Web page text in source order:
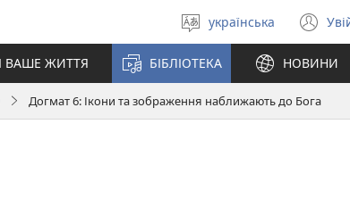
Вибрати
мову
українська
у
І ВАШЕ ЖИТТЯ БІБЛІОТЕКА НОВИНИ
Догмат 6: Ікони та зображення наближають до Бога